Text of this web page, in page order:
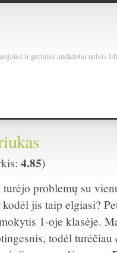
ir geriausi anekdotai neleis
4.85)
problemų su
jis taip elgiasi?
1-oje klasėje.
todėl turėčiau